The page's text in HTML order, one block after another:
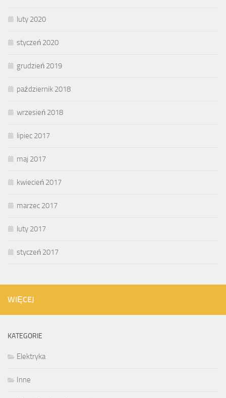
luty 2020
styczeń 2020
grudzień 2019
październik 2018
wrzesień 2018
lipiec 2017
maj 2017
kwiecień 2017
marzec 2017
luty 2017
styczeń 2017
WIĘCEJ
KATEGORIE
Elektryka
Inne